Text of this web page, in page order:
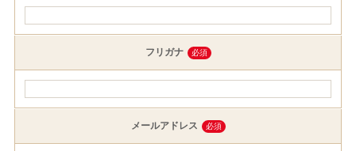
フリガナ 必須
メールアドレス 必須